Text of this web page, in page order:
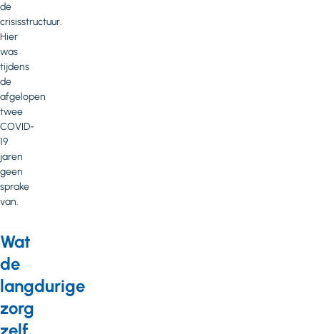
de
crisisstructuur.
Hier
was
tijdens
de
afgelopen
twee
COVID-
19
jaren
geen
sprake
van.
Wat
de
langdurige
zorg